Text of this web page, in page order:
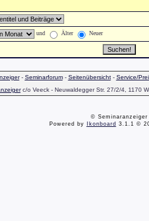
und Älter Neuer
- Seminarforum- Seitenübersicht- Service/
c/o Veeck - Neuwaldegger Str. 27/2/4, 1170
© Seminaranzeiger
Powered by
Ikonboard 3.1.1 ©